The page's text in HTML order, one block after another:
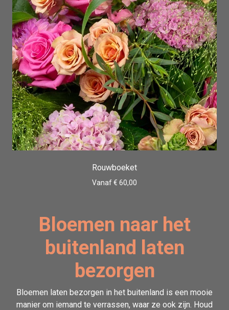
Rouwboeket
Vanaf € 60,00
Bloemen naar het
buitenland laten
bezorgen
Bloemen laten bezorgen in het buitenland is een mooie
manier om iemand te verrassen, waar ze ook zijn. Houd